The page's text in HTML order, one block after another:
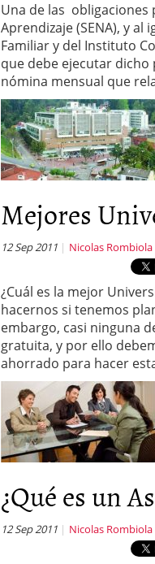
Una de las obligaciones
Aprendizaje (SENA), y al
Familiar y del Instituto
que debe ejecutar dicho
nómina mensual que
Mejores
12 Sep 2011 Nicolas Rombiola
¿Cuál es la mejor
hacernos si tenemos
embargo, casi ninguna
gratuita, y por ello
ahorrado para hacer
¿Qué es un
12 Sep 2011 Nicolas Rombiola